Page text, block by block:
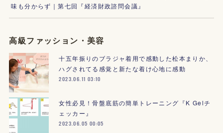
味も分からず｜第七回『経済財政諮問会議』
高級ファッション・美容
十五年振りのブラジャ着用で感動した松本まりか、
ハグされてる感覚と新たな着け心地に感動
2023.06.11 03:10
女性必見！骨盤底筋の簡単トレーニング『K Gelチ
ェッカー』
2023.06.05 00:05